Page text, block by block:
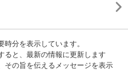

時分を表示しています。
ると、最新の情報に更新します
その旨を伝えるメッセージを表示